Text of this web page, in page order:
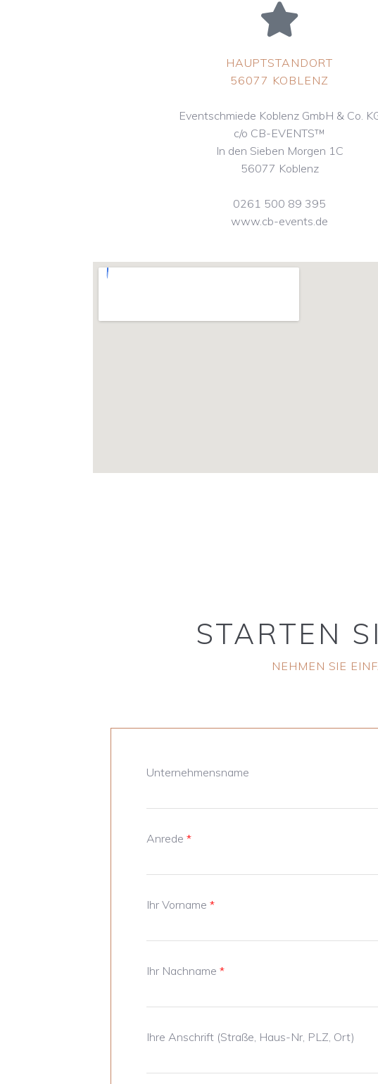
HAUPTSTANDORT
56077 KOBLENZ
Eventschmiede Koblenz GmbH & Co.
c/o CB-EVENTS™
In den Sieben Morgen 1C
56077 Koblenz
0261 500 89 395
www.cb-events.de
STARTEN
NEHMEN SIE
Unternehmensname
Anrede *
Ihr Vorname *
Ihr Nachname *
Ihre Anschrift (Straße, Haus-Nr, PLZ, Ort)